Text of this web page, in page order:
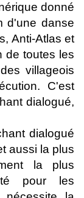
donné
d'une danse
Anti-Atlas et
de toutes les
villageois
C'est
dialogué,
dialogué
aussi la plus
la plus
pour les